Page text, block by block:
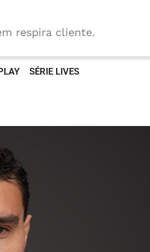
respira cliente.
SÉRIE LIVES